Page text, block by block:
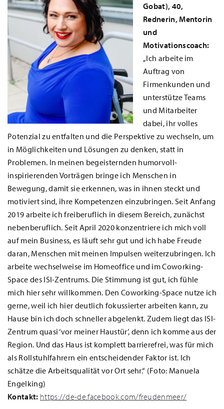
Gobat), 40,
Rednerin, Mentorin
und
Motivationscoach:
„Ich arbeite im
Auftrag von
Firmenkunden und
unterstütze Teams
und Mitarbeiter
dabei, ihr volles
Potenzial zu entfalten und die Perspektive zu wechseln, um
in Möglichkeiten und Lösungen zu denken, statt in
Problemen. In meinen begeisternden humorvoll-
inspirierenden Vorträgen bringe ich Menschen in
Bewegung, damit sie erkennen, was in ihnen steckt und
motiviert sind, ihre Kompetenzen einzubringen. Seit Anfang
2019 arbeite ich freiberuflich in diesem Bereich, zunächst
nebenberuflich. Seit April 2020 konzentriere ich mich voll
auf mein Business, es läuft sehr gut und ich habe Freude
daran, Menschen mit meinen Impulsen weiterzubringen. Ich
arbeite wechselweise im Homeoffice und im Coworking-
Space des ISI-Zentrums. Die Stimmung ist gut, ich fühle
mich hier sehr willkommen. Den Coworking-Space nutze ich
gerne, weil ich hier deutlich fokussierter arbeiten kann, zu
Hause bin ich doch schneller abgelenkt. Zudem liegt das ISI-
Zentrum quasi ‘vor meiner Haustür’, denn ich komme aus der
Region. Und das Haus ist komplett barrierefrei, was für mich
als Rollstuhlfahrern ein entscheidender Faktor ist. Ich
schätze die Arbeitsqualität vor Ort sehr.“ (Foto: Manuela
Engelking)
Kontakt: https://de-de.facebook.com/freudenmeer/